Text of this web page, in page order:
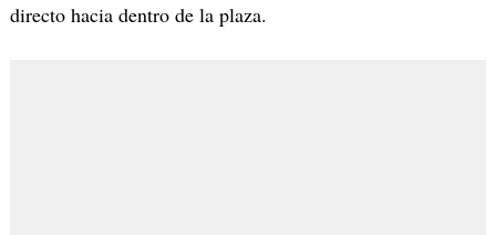
directo hacia dentro de la plaza.